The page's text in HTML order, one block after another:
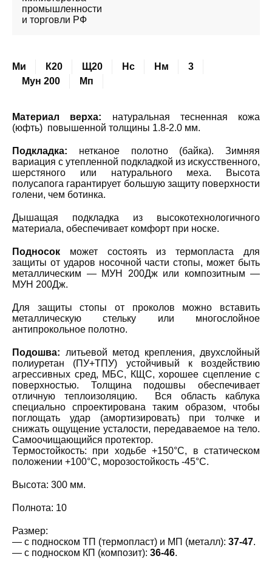
Ми К20 Щ20 Нс Нм
3
Мун 200
Мп
Материал верха: натуральная тесненная кожа
(юфть) повышенной толщины 1.8-2.0 мм.
Подкладка: нетканое полотно (байка). Зимняя
вариация с утепленной подкладкой из искусственного,
шерстяного или натурального меха. Высота
полусапога гарантирует большую защиту поверхности
голени, чем ботинка.
Дышащая подкладка из высокотехнологичного
материала, обеспечивает комфорт при носке.
Подносок может состоять из термопласта для
защиты от ударов носочной части стопы, может быть
металлическим — МУН 200Дж или композитным —
МУН 200Дж.
Для защиты стопы от проколов можно вставить
металлическую стельку или многослойное
антипрокольное полотно.
Подошва: литьевой метод крепления, двухслойный
полиуретан (ПУ+ТПУ) устойчивый к воздействию
агрессивных сред, МБС, КЩС, хорошее сцепление с
поверхностью. Толщина подошвы обеспечивает
отличную теплоизоляцию. Вся область каблука
специально спроектирована таким образом, чтобы
поглощать удар (амортизировать) при толчке и
снижать ощущение усталости, передаваемое на тело.
Самоочищающийся протектор.
Термостойкость: при ходьбе +150°С, в статическом
положении +100°С, морозостойкость -45°С.
Высота: 300 мм.
Полнота: 10
Размер:
— с подноском ТП (термопласт) и МП (металл): 37-47.
— с подноском КП (композит): 36-46.